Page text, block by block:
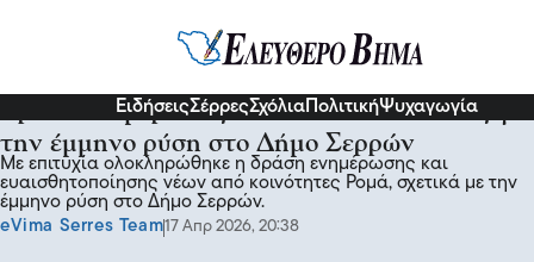
ΕιδήσειςΣέρρεςΣχόλια ΠολιτικήΨυχαγωγία
Δράση ενημέρωσης και ευαισθητοποίησης για
την έμμηνο ρύση στο Δήμο Σερρών
Με επιτυχία ολοκληρώθηκε η δράση ενημέρωσης και
ευαισθητοποίησης νέων από κοινότητες Ρομά, σχετικά με την
έμμηνο ρύση στο Δήμο Σερρών.
eVima Serres Team17 Απρ 2026, 20:38